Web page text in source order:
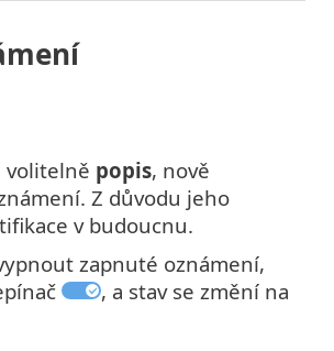
volitelně popis, nově
Z důvodu jeho
v budoucnu.
zapnuté oznámení,
, a stav se změní na